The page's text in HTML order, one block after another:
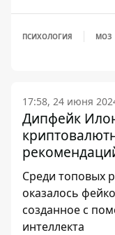
ПСИХОЛОГИЯ МОЗ
17:58, 24 июня
Дипфейк
Среди топовых
оказалось
созданное с
интеллекта